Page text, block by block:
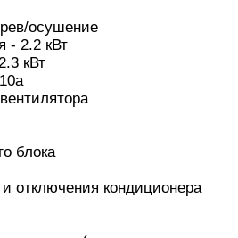
осушение
- 2.2 кВт
кВт
блока
отключения кондиционера